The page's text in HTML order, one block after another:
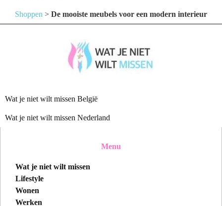
Shoppen > De mooiste meubels voor een modern interieur
Wat je niet wilt missen België
Wat je niet wilt missen Nederland
Menu
Wat je niet wilt missen
Lifestyle
Wonen
Werken